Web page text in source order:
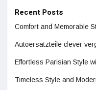
Recent Posts
Comfort and Memorable
Autoersatzteile clever
Effortless Parisian Style
Timeless Style and